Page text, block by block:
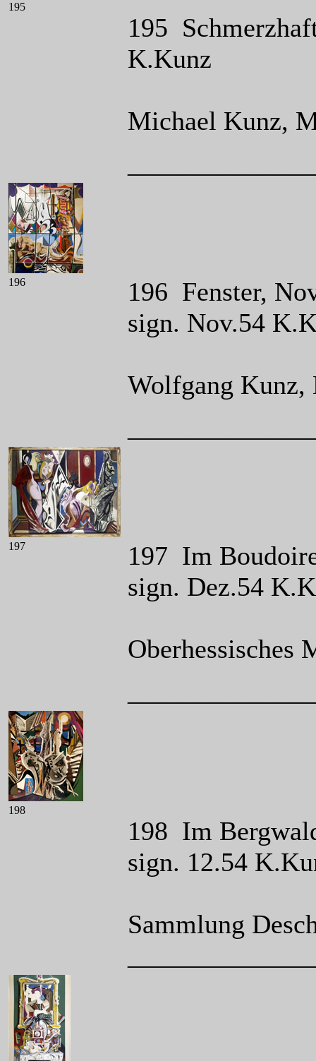
195
195
K.Kunz
Michael Kunz,
196
196 Fenster,
sign. Nov.54
Wolfgang Kunz,
197
197 Im
sign. Dez.54
Oberhessisches
198
198 Im
sign. 12.54
Sammlung